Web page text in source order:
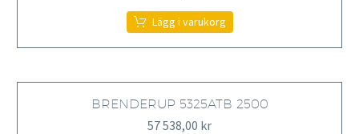
Lägg i varukorg
BRENDERUP 5325ATB 2500
57 538,00 kr